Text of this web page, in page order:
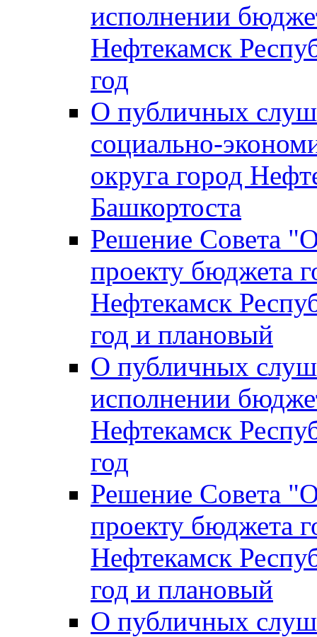
исполнении
Нефтекамск
год
О публичных
социально-
округа город
Башкортоста
Решение Совета
проекту бюджета
Нефтекамск
год и плановый
О публичных
исполнении
Нефтекамск
год
Решение Совета
проекту бюджета
Нефтекамск
год и плановый
О публичных